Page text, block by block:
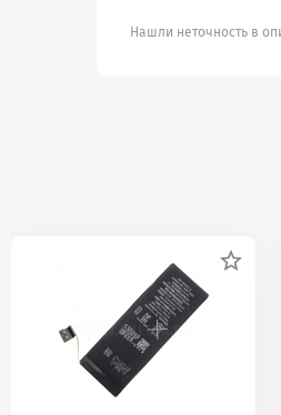
Нашли неточность в
